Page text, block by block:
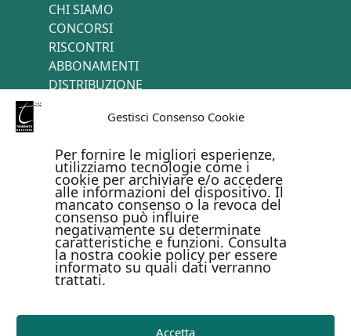
Gestisci Consenso Cookie
Per fornire le migliori esperienze,
utilizziamo tecnologie come i
cookie per archiviare e/o accedere
alle informazioni del dispositivo. Il
mancato consenso o la revoca del
consenso può influire
negativamente su determinate
caratteristiche e funzioni. Consulta
la nostra cookie policy per essere
informato su quali dati verranno
trattati.
Accetta
CHI SIAMO
CONCORSI
RISCONTRI
ABBONAMENTI
DISTRIBUZIONE
PAGAMENTI ONLINE CON
Metodi di pagamento